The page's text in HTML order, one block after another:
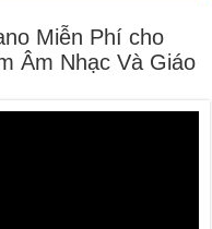
Miễn Phí cho
Âm Nhạc Và Giáo